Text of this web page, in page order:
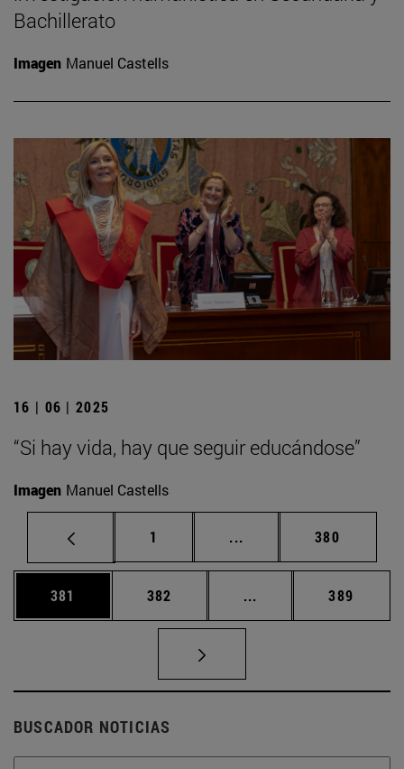
Bachillerato
Imagen Manuel Castells
16 | 06 | 2025
“Si hay vida, hay que seguir educándose”
Imagen Manuel Castells
Página
1 ... Páginas intermedias
Página
380
Página
381 Página
382 ... Páginas intermedias
Página
389
BUSCADOR NOTICIAS